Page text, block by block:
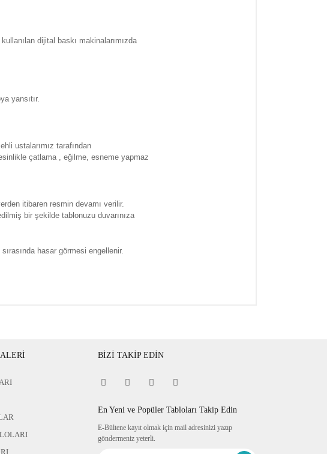
dijital baskı makinalarımızda
yansıtır.
ustalarımız tarafından
çatlama , eğilme, esneme yapmaz
itibaren resmin devamı verilir.
bir şekilde tablonuzu duvarınıza
hasar görmesi engellenir.
BİZİ TAKİP EDİN
En Yeni ve Popüler Tabloları Takip Edin
E-Bültene kayıt olmak için mail adresinizi yazıp
göndermeniz yeterli.